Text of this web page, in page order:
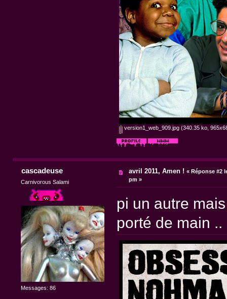
version1_web_909.jpg (340.35 ko,
cascadeuse
Carnivorous Salami
Messages: 86
avril 2011, Amen ! «Réponse #2
pm »
pi un autre
porté de main ..